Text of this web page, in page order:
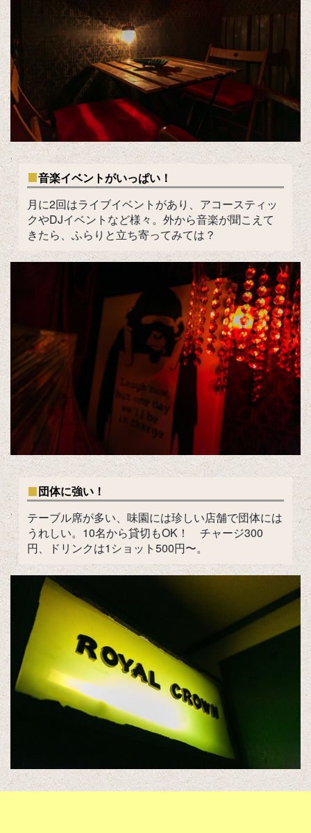
音楽イベントがいっぱい！
月に2回はライブイベントがあり、アコースティッ
クやDJイベントなど様々。外から音楽が聞こえて
きたら、ふらりと立ち寄ってみては？
団体に強い！
テーブル席が多い、味園には珍しい店舗で団体には
うれしい。10名から貸切もOK！ チャージ300
円、ドリンクは1ショット500円〜。